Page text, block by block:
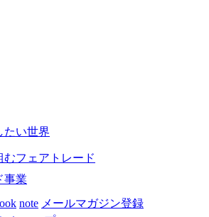
たい世界
フェアトレード
事業
note メールマガジン登録